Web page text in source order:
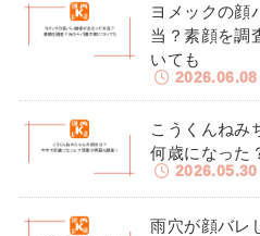
ヨメックの顔
当？素顔を調
いても
2026.06.08
こうくんねみ
何歳になった
2026.05.30
雨穴が顔バレ